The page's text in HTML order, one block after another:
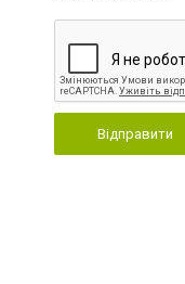
Відправити